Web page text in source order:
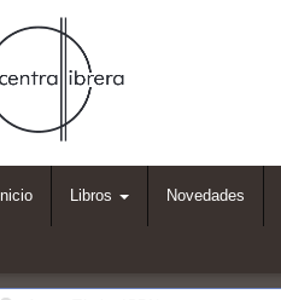
Inicio Libros Novedades